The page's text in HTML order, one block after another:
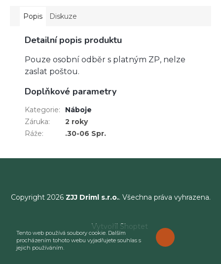
Tento web používá soubory cookie. Dalším
procházením tohoto webu vyjadřujete souhlas s
jejich používáním.
ROZUMÍM
Popis Diskuze
Detailní popis produktu
Pouze osobní odběr s platným ZP, nelze
zaslat poštou.
Doplňkové parametry
Kategorie:
Náboje
Záruka:
2 roky
Ráže: .30-06 Spr.
Copyright 2026 ZJJ Driml s.r.o.. Všechna práva vyhrazena.
Vytvořil Shoptet